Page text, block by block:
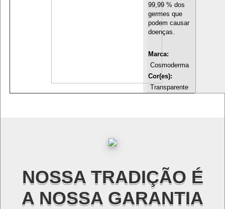
99,99 % dos
germes que
podem causar
doenças.
Marca:
Cosmoderma
Cor(es):
Transparente
NOSSA TRADIÇÃO É
A NOSSA GARANTIA